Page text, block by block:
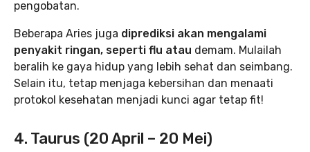
pengobatan.
Beberapa Aries juga diprediksi akan mengalami
penyakit ringan, seperti flu atau demam. Mulailah
beralih ke gaya hidup yang lebih sehat dan seimbang.
Selain itu, tetap menjaga kebersihan dan menaati
protokol kesehatan menjadi kunci agar tetap fit!
4. Taurus (20 April – 20 Mei)